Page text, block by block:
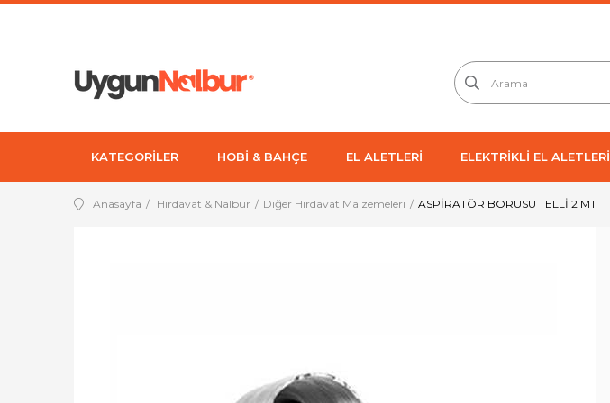
KATEGORİLER HOBİ & BAHÇE EL ALETLERİ ELEKTRİKLİ EL ALETLERİ
Anasayfa Hırdavat & Nalbur Diğer Hırdavat Malzemeleri ASPİRATÖR BORUSU TELLİ 2 MT